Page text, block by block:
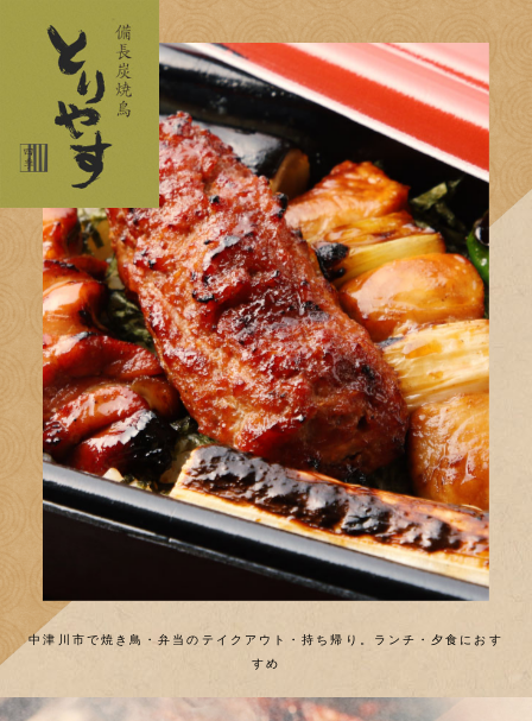
中津川市で焼き鳥・弁当のテイクアウト・持ち帰り。ランチ・夕食におす
すめ